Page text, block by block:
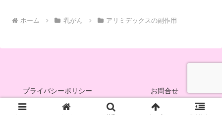
ホーム 乳がん アリミデックスの副作用
プライバシーポリシー お問合せ
© 2013 Pink＆Peach.